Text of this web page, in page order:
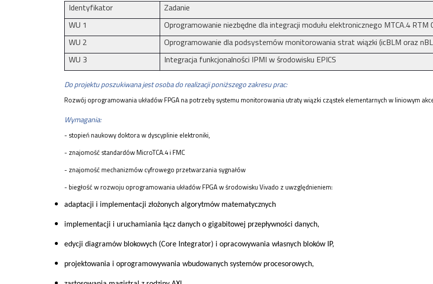
Identyfikator Zadanie
WU 1
Oprogramowanie niezbędne dla integracji modułu elektronicznego MTCA.4 RTM
WU 2
Oprogramowanie dla podsystemów monitorowania strat wiązki (icBLM oraz
WU 3
Integracja funkcjonalności IPMI w środowisku EPICS
Do projektu poszukiwana jest osoba do realizacji poniższego zakresu prac:
Rozwój oprogramowania układów FPGA na potrzeby systemu monitorowania utraty wiązki cząstek elementarnych w liniowym
Wymagania:
- stopień naukowy doktora w dyscyplinie elektroniki,
- znajomość standardów MicroTCA.4 i FMC
- znajomość mechanizmów cyfrowego przetwarzania sygnałów
- biegłość w rozwoju oprogramowania układów FPGA w środowisku Vivado z uwzględnieniem:
adaptacji i implementacji złożonych algorytmów matematycznych
implementacji i uruchamiania łącz danych o gigabitowej przepływności danych,
edycji diagramów blokowych (Core Integrator) i opracowywania własnych bloków IP,
projektowania i oprogramowywania wbudowanych systemów procesorowych,